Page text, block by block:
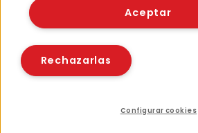
© Fundación EROSKI
Políticas de cookies
Aceptar
Rechazarlas
Configurar cookies